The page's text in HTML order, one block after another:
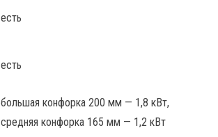
есть
есть
большая конфорка 200 мм — 1,8 кВт,
средняя конфорка 165 мм — 1,2 кВт